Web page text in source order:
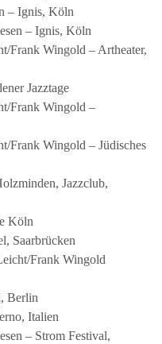
– Ignis, Köln
– Ignis, Köln
Frank Wingold – Artheater,
Jazztage
Frank Wingold –
Frank Wingold – Jüdisches
Jazzclub,
Köln
Saarbrücken
Frank Wingold
Berlin
Italien
– Strom Festival,